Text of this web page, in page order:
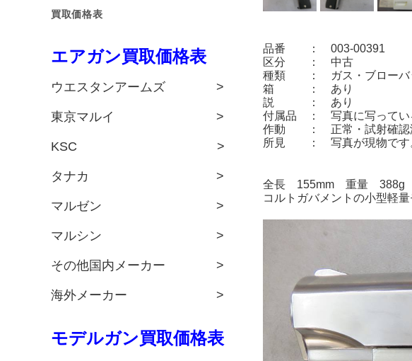
品番 ： 003-00391
区分 ： 中古
種類 ： ガス・ブローバ
箱 ： あり
説 ： あり
付属品 ： 写真に写ってい
作動 ： 正常・試射確認
所見 ： 写真が現物です。
全長 155mm 重量 388g
コルトガバメントの小型軽
買取価格表
エアガン買取価格表
ウエスタンアームズ >
東京マルイ >
KSC >
タナカ >
マルゼン >
マルシン >
その他国内メーカー >
海外メーカー >
モデルガン買取価格表